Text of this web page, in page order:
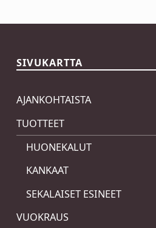
SIVUKARTTA
AJANKOHTAISTA
TUOTTEET
HUONEKALUT
KANKAAT
SEKALAISET ESINEET
VUOKRAUS